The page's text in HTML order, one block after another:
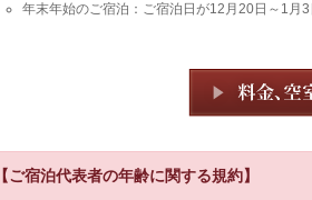
年末年始のご宿泊：ご宿泊日が12月20日～1月
【ご宿泊代表者の年齢に関する規約】